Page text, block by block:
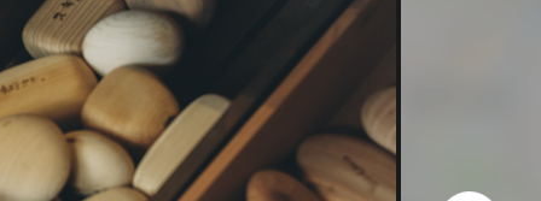
Transportinformationen bei Katastrophen